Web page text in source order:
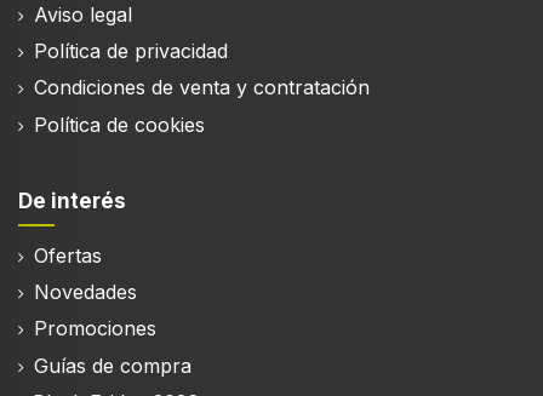
Aviso legal
Política de privacidad
Condiciones de venta y contratación
Política de cookies
De interés
Ofertas
Novedades
Promociones
Guías de compra